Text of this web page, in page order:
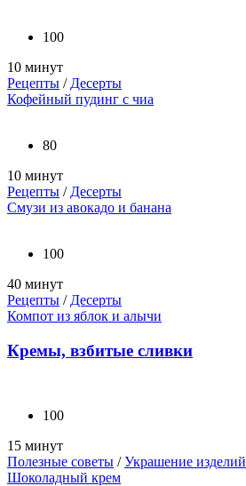
100
10 минут
Рецепты /Десерты
Кофейный пудинг с чиа
80
10 минут
Рецепты /Десерты
Смузи из авокадо и банана
100
40 минут
Рецепты /Десерты
Компот из яблок и алычи
Кремы, взбитые сливки
100
15 минут
Полезные советы /Украшение изделий
Шоколадный крем